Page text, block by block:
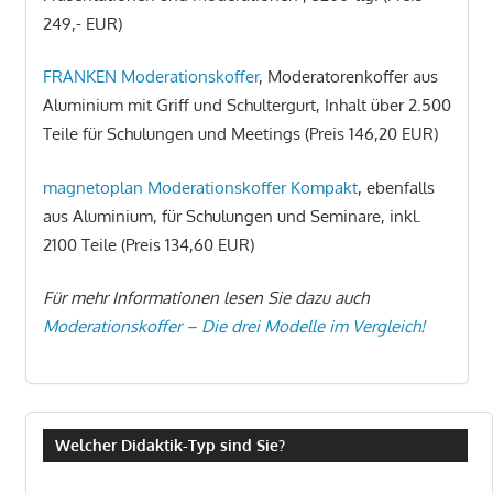
249,- EUR)
FRANKEN Moderationskoffer, Moderatorenkoffer aus
Aluminium mit Griff und Schultergurt, Inhalt über 2.500
Teile für Schulungen und Meetings (Preis 146,20 EUR)
magnetoplan Moderationskoffer Kompakt, ebenfalls
aus Aluminium, für Schulungen und Seminare, inkl.
2100 Teile (Preis 134,60 EUR)
Für mehr Informationen lesen Sie dazu auch
Moderationskoffer – Die drei Modelle im Vergleich!
Welcher Didaktik-Typ sind Sie?